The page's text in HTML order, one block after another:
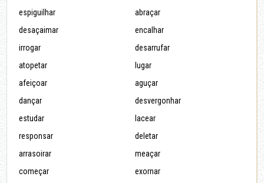
espiguilhar
abraçar
desaçaimar
encalhar
irrogar
desarrufar
atopetar
lugar
afeiçoar
aguçar
dançar
desvergonhar
estudar
lacear
responsar
deletar
arrasoirar
meaçar
começar
exornar